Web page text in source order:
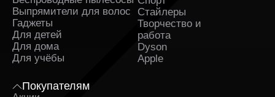
Выпрямители для волос
Гаджеты
Для детей
Для дома
Для учёбы
Стайлеры
Творчество и
работа
Dyson
Apple
Покупателям